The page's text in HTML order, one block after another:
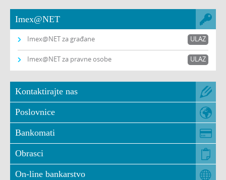
Imex@NET
Imex@NET za građane ULAZ
Imex@NET za pravne osobe ULAZ
Kontaktirajte nas
Poslovnice
Bankomati
Obrasci
On-line bankarstvo